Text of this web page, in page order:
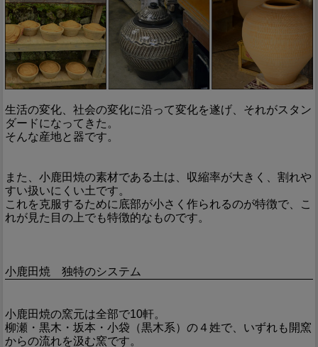
生活の変化、社会の変化に沿って変化を遂げ、それがスタン
ダードになってきた。
そんな産地と器です。
また、小鹿田焼の素材である土は、収縮率が大きく、割れや
すい扱いにくい土です。
これを克服するために底部が小さく作られるのが特徴で、こ
れが見た目の上でも特徴的なものです。
小鹿田焼 独特のシステム
小鹿田焼の窯元は全部で10軒。
柳瀬・黒木・坂本・小袋（黒木系）の４姓で、いずれも開窯
からの流れを汲む窯です。